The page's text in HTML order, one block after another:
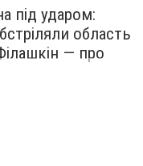
під ударом:
область
— про